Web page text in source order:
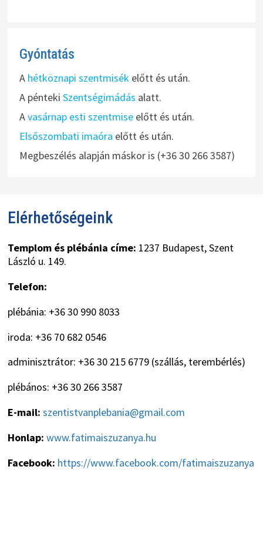
Gyóntatás
A hétköznapi szentmisékelőtt és után.
A pénteki Szentségimádás alatt.
Avasárnap esti szentmiseelőtt és után.
Elsőszombati imaóra előtt és után.
Megbeszélés alapján máskor is (+36 30 266 3587)
Elérhetőségeink
Templom és plébánia címe: 1237 Budapest, Szent
László u. 149.
Telefon:
plébánia: +36 30 990 8033
iroda: +36 70 682 0546
adminisztrátor: +36 30 215 6779 (szállás, terembérlés)
plébános: +36 30 266 3587
E-mail: szentistvanplebania@gmail.com
Honlap: www.fatimaiszuzanya.hu
Facebook: https://www.facebook.com/fatimaiszuzanya